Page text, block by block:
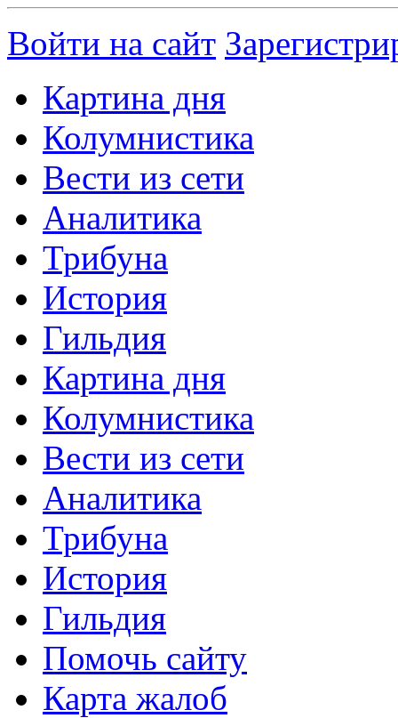
Войти на сайт
Картина дня
Колумнистика
Вести из сети
Аналитика
Трибуна
История
Гильдия
Картина дня
Колумнистика
Вести из сети
Аналитика
Трибуна
История
Гильдия
Помочь сайту
Карта жалоб